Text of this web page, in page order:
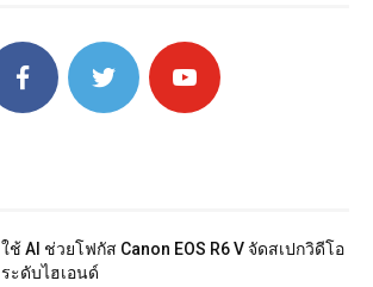
ใช้ AI ช่วยโฟกัส Canon EOS R6 V จัดสเปกวิดีโอ
ระดับไฮเอนด์